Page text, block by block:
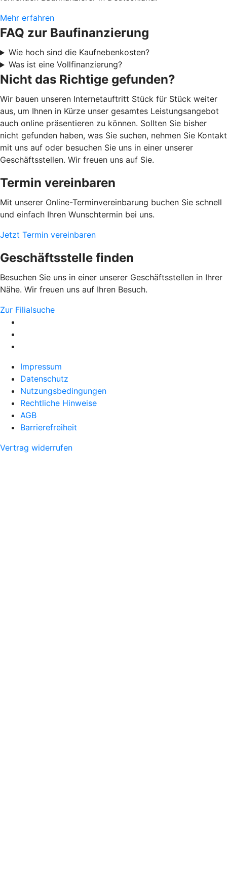
Mehr erfahren
FAQ zur Baufinanzierung
Wie hoch sind die Kaufnebenkosten?
Was ist eine Vollfinanzierung?
Nicht das Richtige gefunden?
Wir bauen unseren Internetauftritt Stück für Stück weiter
aus, um Ihnen in Kürze unser gesamtes Leistungsangebot
auch online präsentieren zu können. Sollten Sie bisher
nicht gefunden haben, was Sie suchen, nehmen Sie Kontakt
mit uns auf oder besuchen Sie uns in einer unserer
Geschäftsstellen. Wir freuen uns auf Sie.
Termin vereinbaren
Mit unserer Online-Terminvereinbarung buchen Sie schnell
und einfach Ihren Wunschtermin bei uns.
Jetzt Termin vereinbaren
Geschäftsstelle finden
Besuchen Sie uns in einer unserer Geschäftsstellen in Ihrer
Nähe. Wir freuen uns auf Ihren Besuch.
Zur Filialsuche
Impressum
Datenschutz
Nutzungsbedingungen
Rechtliche Hinweise
AGB
Barrierefreiheit
Vertrag widerrufen